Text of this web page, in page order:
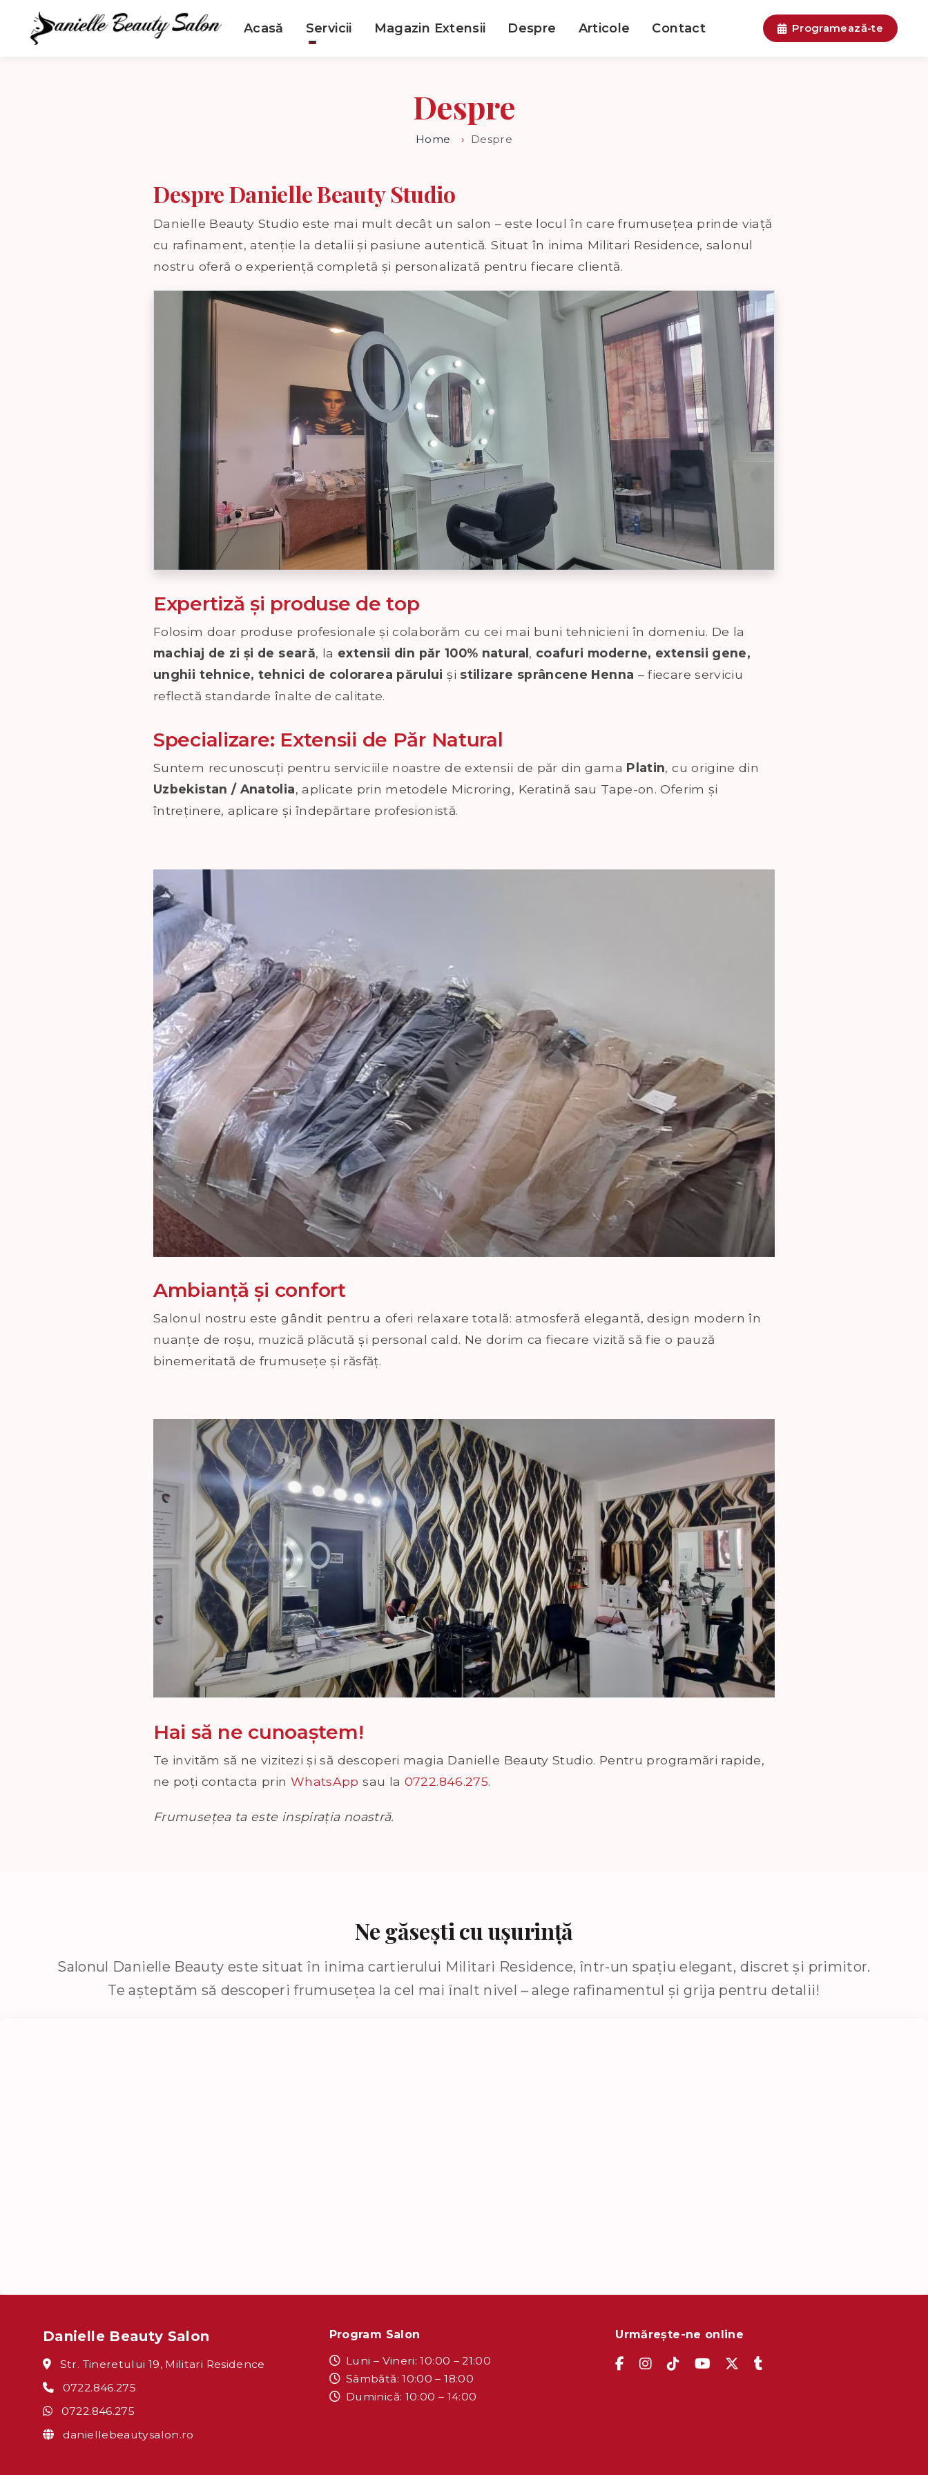
Acasă Servicii Magazin Extensii Despre Articole Contact Programează-te
Despre
Home Despre
Despre Danielle Beauty Studio
Danielle Beauty Studio este mai mult decât un salon – este locul în care frumusețea prinde viață
cu rafinament, atenție la detalii și pasiune autentică. Situat în inima Militari Residence, salonul
nostru oferă o experiență completă și personalizată pentru fiecare clientă.
Expertiză și produse de top
Folosim doar produse profesionale și colaborăm cu cei mai buni tehnicieni în domeniu. De la
machiaj de zi și de seară, la extensii din păr 100% natural , coafuri moderne, extensii gene,
unghii tehnice, tehnici de colorarea părului și stilizare sprâncene Henna – fiecare serviciu
reflectă standarde înalte de calitate.
Specializare: Extensii de Păr Natural
Suntem recunoscuți pentru serviciile noastre de extensii de păr din gama Platin, cu origine din
Uzbekistan / Anatolia, aplicate prin metodele Microring, Keratină sau Tape-on. Oferim și
întreținere, aplicare și îndepărtare profesionistă.
Ambianță și confort
Salonul nostru este gândit pentru a oferi relaxare totală: atmosferă elegantă, design modern în
nuanțe de roșu, muzică plăcută și personal cald. Ne dorim ca fiecare vizită să fie o pauză
binemeritată de frumusețe și răsfăț.
Hai să ne cunoaștem!
Te invităm să ne vizitezi și să descoperi magia Danielle Beauty Studio. Pentru programări rapide,
ne poți contacta prin WhatsApp sau la 0722.846.275.
Frumusețea ta este inspirația noastră.
Ne găsești cu ușurință
Salonul Danielle Beauty este situat în inima cartierului Militari Residence, într-un spațiu elegant, discret și primitor.
Te așteptăm să descoperi frumusețea la cel mai înalt nivel – alege rafinamentul și grija pentru detalii!
Danielle Beauty Salon
Str. Tineretului 19, Militari Residence
0722.846.275
0722.846.275
daniellebeautysalon.ro
Program Salon
Luni – Vineri: 10:00 – 21:00
Sâmbătă: 10:00 – 18:00
Duminică: 10:00 – 14:00
Urmărește-ne online